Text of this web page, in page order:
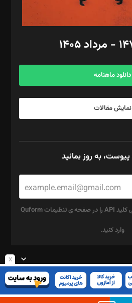
x
دانلود ماهنامه
نمایش مقالات
پیوست، به روز بمانید
برای استفاده از ریکپچا بایستی کلید API را در صفحه ی تنظیمات Quform
وارد کنید.